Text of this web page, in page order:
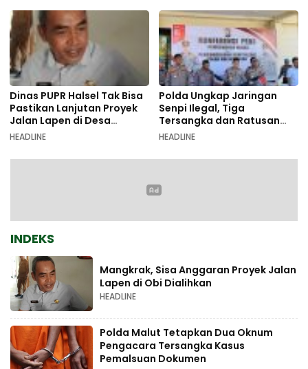
Dinas PUPR Halsel Tak Bisa
Pastikan Lanjutan Proyek
Jalan Lapen di Desa
Sambiki
HEADLINE
Polda Ungkap Jaringan
Senpi Ilegal, Tiga
Tersangka dan Ratusan
Amunisi Diamankan
HEADLINE
INDEKS
Mangkrak, Sisa Anggaran Proyek Jalan
Lapen di Obi Dialihkan
HEADLINE
Polda Malut Tetapkan Dua Oknum
Pengacara Tersangka Kasus
Pemalsuan Dokumen